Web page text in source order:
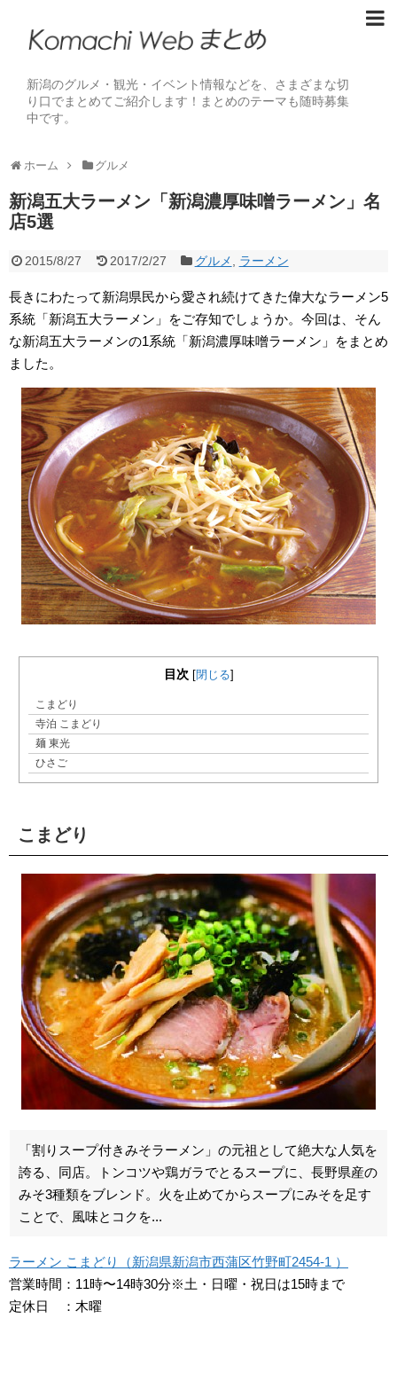
新潟のグルメ・観光・イベント情報などを、さまざまな切
り口でまとめてご紹介します！まとめのテーマも随時募集
中です。
ホーム グルメ
新潟五大ラーメン「新潟濃厚味噌ラーメン」名
店5選
2015/8/27 2017/2/27 グルメ ラーメン
長きにわたって新潟県民から愛され続けてきた偉大なラーメン5
系統「新潟五大ラーメン」をご存知でしょうか。今回は、そん
な新潟五大ラーメンの1系統「新潟濃厚味噌ラーメン」をまとめ
ました。
目次 [閉じる]
こまどり
寺泊 こまどり
麺 東光
ひさご
こまどり
「割りスープ付きみそラーメン」の元祖として絶大な人気を
誇る、同店。トンコツや鶏ガラでとるスープに、長野県産の
みそ3種類をブレンド。火を止めてからスープにみそを足す
ことで、風味とコクを...
ラーメン こまどり（新潟県新潟市西蒲区竹野町2454-1 ）
営業時間：11時〜14時30分※土・日曜・祝日は15時まで
定休日 ：木曜